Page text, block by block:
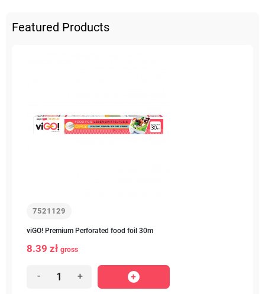
Featured Products
7521129
viGO! Premium Perforated food foil 30m
8.39 zł gross
- +